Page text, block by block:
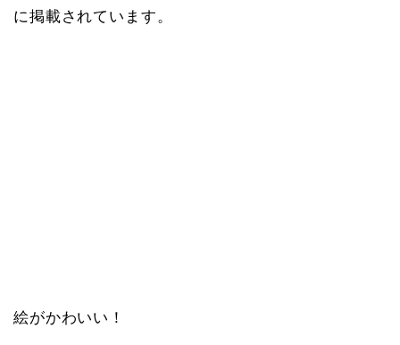
に掲載されています。
絵がかわいい！